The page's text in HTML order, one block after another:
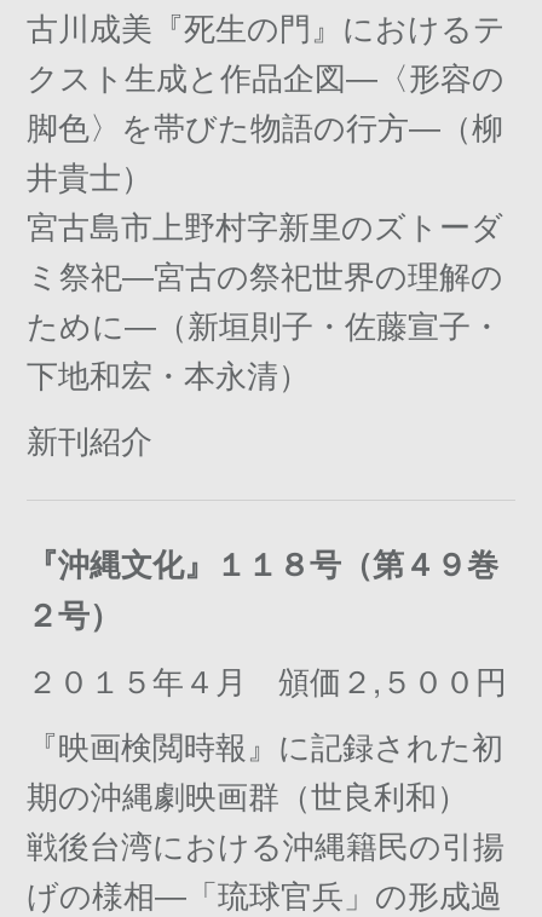
古川成美『死生の門』におけるテ
クスト生成と作品企図―〈形容の
脚色〉を帯びた物語の行方―（柳
井貴士）
宮古島市上野村字新里のズトーダ
ミ祭祀―宮古の祭祀世界の理解の
ために―（新垣則子・佐藤宣子・
下地和宏・本永清）
新刊紹介
『沖縄文化』１１８号（第４９巻
２号）
２０１５年４月 頒価２,５００円
『映画検閲時報』に記録された初
期の沖縄劇映画群（世良利和）
戦後台湾における沖縄籍民の引揚
げの様相―「琉球官兵」の形成過